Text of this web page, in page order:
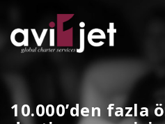
10.000’den fazla